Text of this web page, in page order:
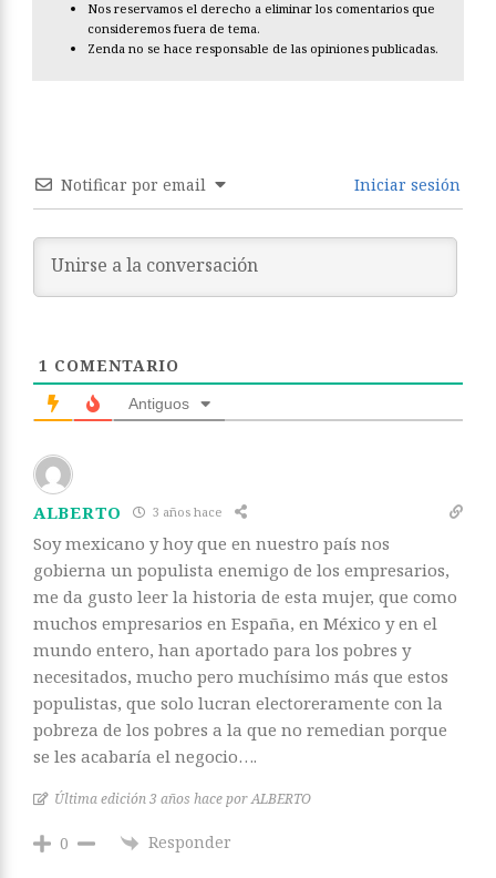
Nos reservamos el derecho a eliminar los comentarios que
consideremos fuera de tema.
Zenda no se hace responsable de las opiniones publicadas.
Notificar por email Iniciar sesión
1 COMENTARIO
Antiguos
ALBERTO 3 años hace
Soy mexicano y hoy que en nuestro país nos
gobierna un populista enemigo de los empresarios,
me da gusto leer la historia de esta mujer, que como
muchos empresarios en España, en México y en el
mundo entero, han aportado para los pobres y
necesitados, mucho pero muchísimo más que estos
populistas, que solo lucran electoreramente con la
pobreza de los pobres a la que no remedian porque
se les acabaría el negocio….
Última edición 3 años hace por ALBERTO
0 Responder